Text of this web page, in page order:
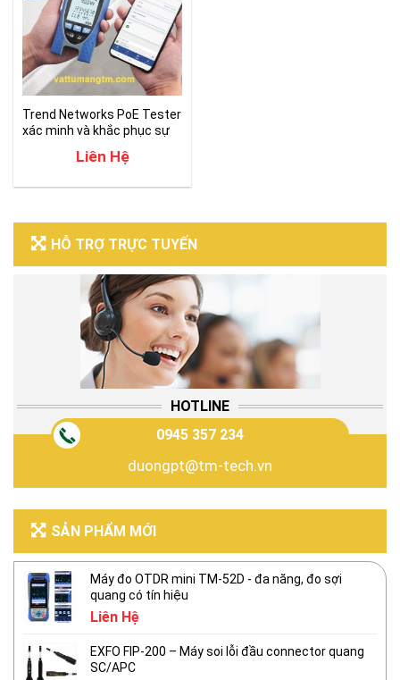
HỖ TRỢ TRỰC TUYẾN
HOTLINE
0945 357 234
duongpt@tm-tech.vn
SẢN PHẨM MỚI
Máy đo OTDR mini TM-52D - đa năng, đo sợi
quang có tín hiệu
Liên Hệ
EXFO FIP-200 – Máy soi lỗi đầu connector quang
SC/APC
Trend Networks PoE Tester
xác minh và khắc phục sự
Liên Hệ